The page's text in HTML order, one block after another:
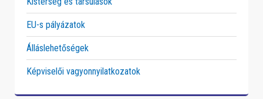
EU-s pályázatok
Álláslehetőségek
Képviselői vagyonnyilatkozatok